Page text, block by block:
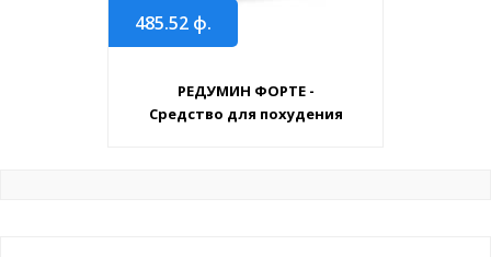
485.52 ф.
РЕДУМИН ФОРТЕ -
Средство для похудения